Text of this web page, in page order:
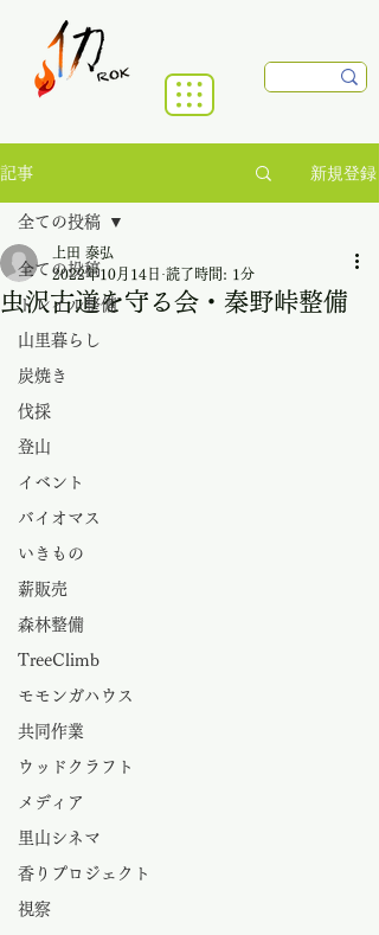
記事 新規登録
全ての投稿
トレイル整備
山里暮らし
炭焼き
伐採
登山
イベント
バイオマス
いきもの
薪販売
森林整備
TreeClimb
モモンガハウス
共同作業
ウッドクラフト
メディア
里山シネマ
香りプロジェクト
視察
全ての投稿
虫沢古道を守る会・秦野峠整備
上田 泰弘
2022年10月14日 読了時間: 1分